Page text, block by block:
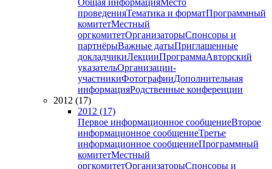
Общая информацияМесто
проведенияТематика и форматПрограммный
комитетМестный
оргкомитетОрганизаторыСпонсоры и
партнёрыВажные датыПриглашенные
докладчикиЛекцииПрограммаАвторский
указательОрганизации-
участникиФотографииДополнительная
информацияРодственные конференции
2012 (17)
2012 (17)
Первое информационное сообщениеВторое
информационное сообщениеТретье
информационное сообщениеПрограммный
комитетМестный
оргкомитетОрганизаторыСпонсоры и